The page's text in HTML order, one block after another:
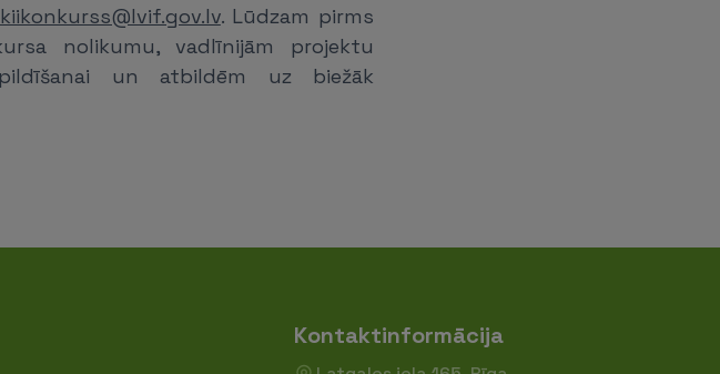
. Lūdzam pirms
nolikumu, vadlīnijām projektu
un atbildēm uz biežāk
Kontaktinformācija